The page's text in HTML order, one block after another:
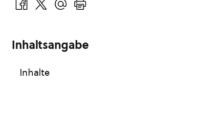
Inhaltsangabe
Inhalte